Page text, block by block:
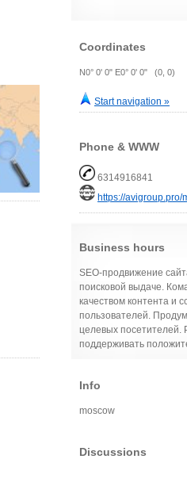
Coordinates
N0° 0' 0" E0° 0' 0" (0, 0)
Start navigation »
Phone & WWW
6314916841
https://avigroup.pro/
Business hours
SEO-продвижение
поисковой выдаче.
качеством контента и
пользователей.
целевых посетителей.
поддерживать
Info
moscow
Discussions